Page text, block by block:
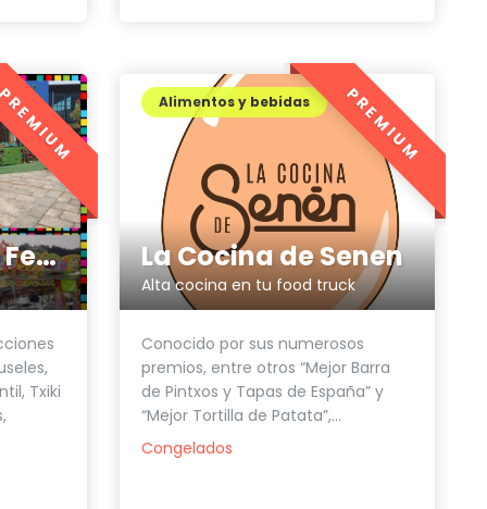
Atracciones de Ferias Moisés V
Txiki
La Cocina de Senen
Alta cocina en tu food truck
Alimentos y bebidas
Conocido por sus numerosos
premios, entre otros “Mejor Barra
de Pintxos y Tapas de España” y
“Mejor Tortilla de Patata”,...
Congelados
PREMIUM